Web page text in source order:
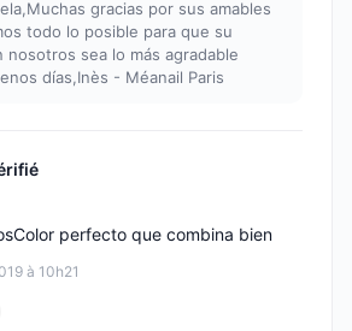
gracias por sus amables
todo lo posible para que su
nosotros sea lo más agradable
días,Inès - Méanail Paris
à 10h21
perfecto que combina bien